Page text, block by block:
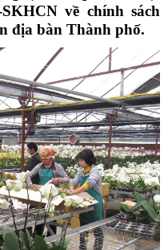
về chính sách
địa bàn Thành phố.